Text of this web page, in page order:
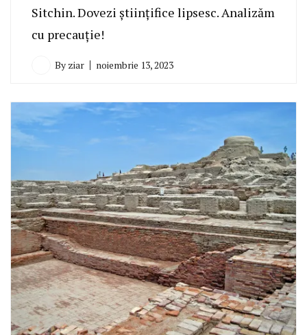
Sitchin. Dovezi științifice lipsesc. Analizăm
cu precauție!
By ziar noiembrie 13, 2023